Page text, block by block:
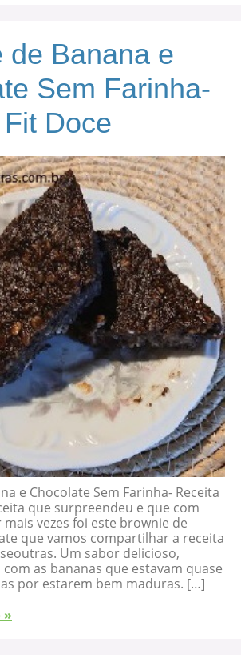
de Banana e
Sem Farinha-
Doce
e Chocolate Sem Farinha- Receita
que surpreendeu e que com
mais vezes foi este brownie de
que vamos compartilhar a receita
Um sabor delicioso,
as bananas que estavam quase
por estarem bem maduras. […]
»